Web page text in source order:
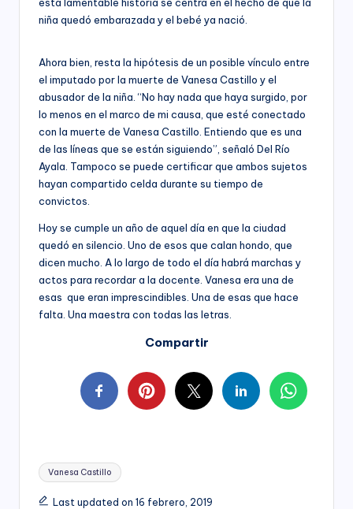
niña quedó embarazada y el bebé ya nació.
Ahora bien, resta la hipótesis de un posible vínculo entre
el imputado por la muerte de Vanesa Castillo y el
abusador de la niña. “No hay nada que haya surgido, por
lo menos en el marco de mi causa, que esté conectado
con la muerte de Vanesa Castillo. Entiendo que es una
de las líneas que se están siguiendo”, señaló Del Río
Ayala. Tampoco se puede certificar que ambos sujetos
hayan compartido celda durante su tiempo de
convictos.
Hoy se cumple un año de aquel día en que la ciudad
quedó en silencio. Uno de esos que calan hondo, que
dicen mucho. A lo largo de todo el día habrá marchas y
actos para recordar a la docente. Vanesa era una de
esas que eran imprescindibles. Una de esas que hace
falta. Una maestra con todas las letras.
Compartir
Tags:
Vanesa Castillo
Last updated on 16 febrero, 2019